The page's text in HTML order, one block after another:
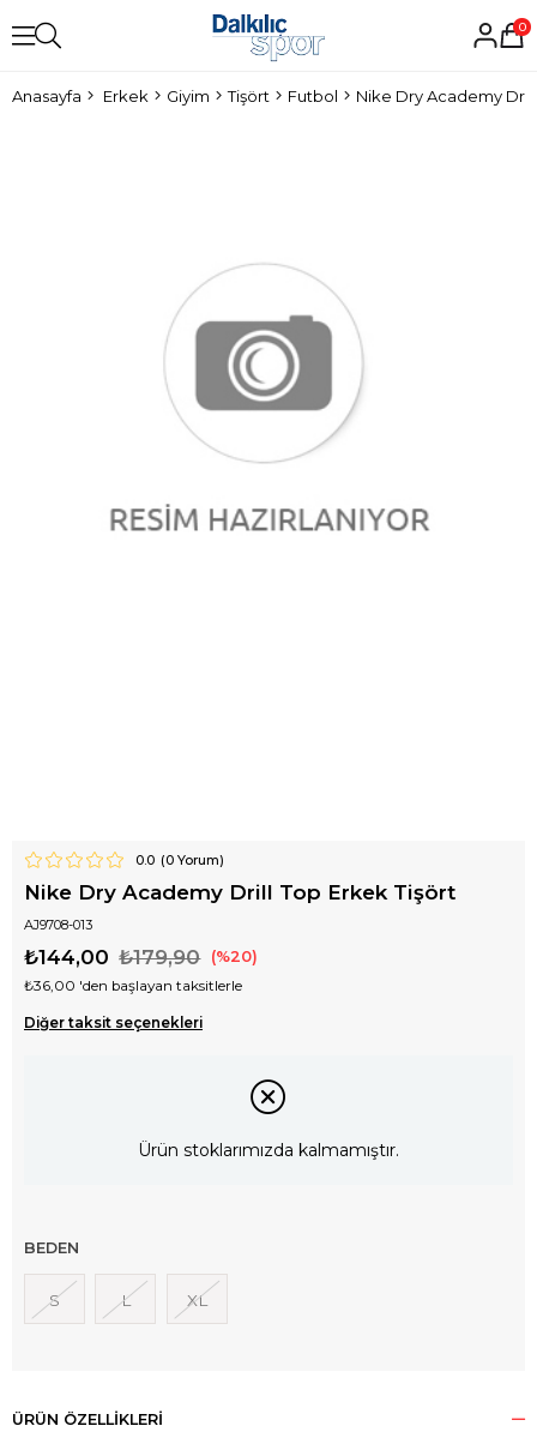
0
Anasayfa Erkek Giyim Tişört Futbol Nike Dry Academy
0.0 (0Yorum)
Nike Dry Academy Drill Top Erkek Tişört
AJ9708-013
₺179,90
₺144,00 20
₺36,00 'den başlayan taksitlerle
Diğer taksit seçenekleri
Ürün stoklarımızda kalmamıştır.
BEDEN
S L XL
ÜRÜN ÖZELLIKLERI